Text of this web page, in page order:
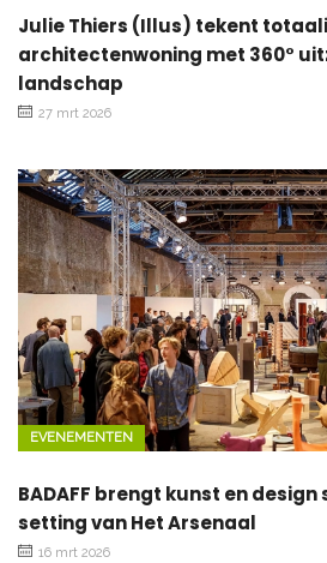
Julie Thiers (Illus) tekent
architectenwoning met 360°
landschap
27 mrt 2026
EVENEMENTEN
BADAFF brengt kunst en
setting van Het Arsenaal
16 mrt 2026